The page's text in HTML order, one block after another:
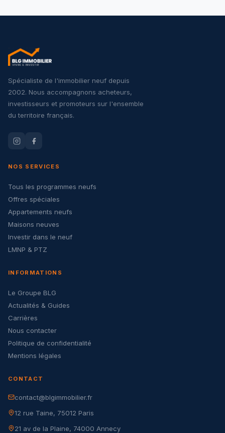
Spécialiste de l'immobilier neuf depuis
2002. Nous accompagnons acheteurs,
investisseurs et promoteurs sur l'ensemble
du territoire français.
NOS SERVICES
Tous les programmes neufs
Offres spéciales
Appartements neufs
Maisons neuves
Investir dans le neuf
LMNP & PTZ
INFORMATIONS
Le Groupe BLG
Actualités & Guides
Carrières
Nous contacter
Politique de confidentialité
Mentions légales
CONTACT
contact@blgimmobilier.fr
12 rue Taine, 75012 Paris
21 av de la Plaine, 74000 Annecy